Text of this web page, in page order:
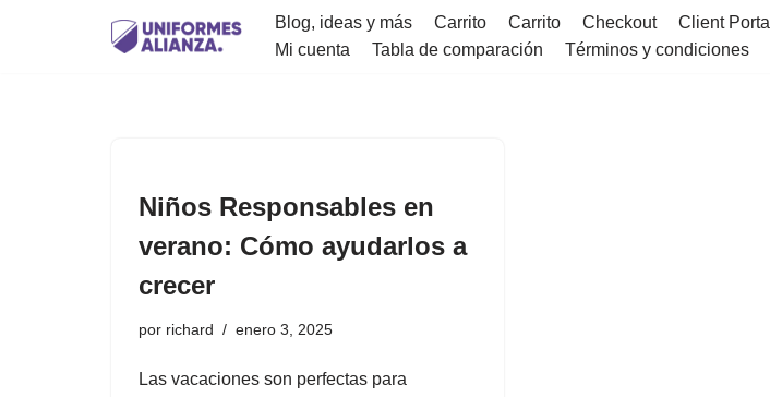
Blog, ideas y más Carrito Carrito Checkout Client Portal
Mi cuenta
Tabla de comparación Términos y condiciones
Niños Responsables en
verano: Cómo ayudarlos a
crecer
por richard enero 3, 2025
Las vacaciones son perfectas para